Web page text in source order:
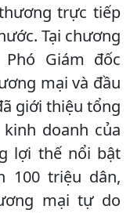
trực tiếp
Tại chương
Giám đốc
mại và đầu
giới thiệu tổng
doanh của
lợi thế nổi bật
100 triệu dân,
mại tự do